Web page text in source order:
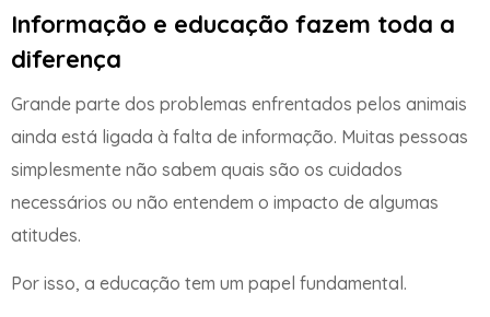
Informação e educação fazem toda a
diferença
Grande parte dos problemas enfrentados pelos animais
ainda está ligada à falta de informação. Muitas pessoas
simplesmente não sabem quais são os cuidados
necessários ou não entendem o impacto de algumas
atitudes.
Por isso, a educação tem um papel fundamental.